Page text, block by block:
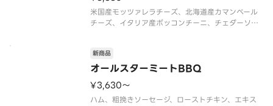
米国産モッツァレラチーズ、北海道産カマンベール
チーズ、イタリア産ボッコンチーニ、チェダーソー
オールスターミートBBQ
新商品
¥3,630〜
ハム、粗挽きソーセージ、ローストチキン、エキス